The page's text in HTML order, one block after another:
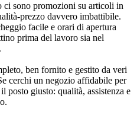
ci sono promozioni su articoli in
davvero imbattibile.
facile e orari di apertura
prima del lavoro sia nel
ben fornito e gestito da veri
cerchi un negozio affidabile per
posto giusto: qualità, assistenza e